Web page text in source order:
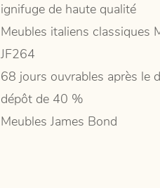
ignifuge de haute qualité
Meubles italiens classiques
JF264
68 jours ouvrables après le
dépôt de 40 %
Meubles James Bond